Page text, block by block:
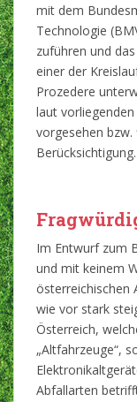
mit dem
Technologie
zuführen und
einer der
Prozedere
laut
vorgesehen
Berücksichtigung.
Im Entwurf zum
und mit keinem
österreichischen
wie vor stark
Österreich,
„Altfahrzeuge“,
Abfallarten